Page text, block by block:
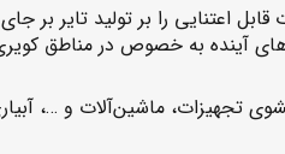
اعتنایی را بر تولید تایر
آینده به خصوص در مناطق
تجهیزات، ماشین‌آلات و …،